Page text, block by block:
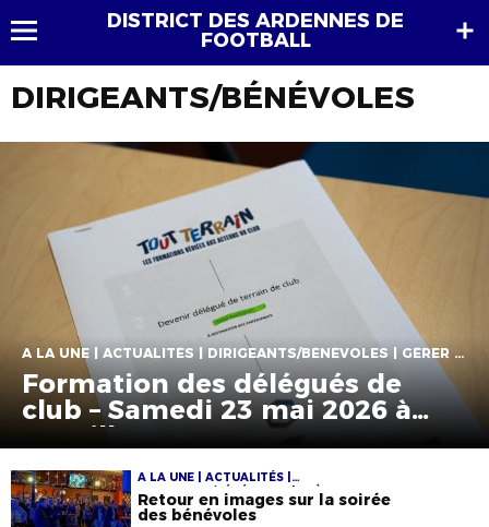
DISTRICT DES ARDENNES DE
FOOTBALL
DIRIGEANTS/BÉNÉVOLES
A LA UNE | ACTUALITÉS | DIRIGEANTS/BÉNÉVOLES | GÉRER SON CLUB
Formation des délégués de
club – Samedi 23 mai 2026 à
Bazeilles
A LA UNE | ACTUALITÉS |
DIRIGEANTS/BÉNÉVOLES | EVÈNEMENTS
Retour en images sur la soirée
des bénévoles